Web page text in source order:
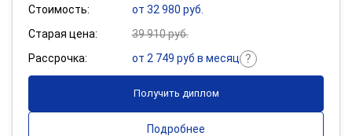
Стоимость:
от 32 980 руб.
Старая цена:
39 910 руб.
Рассрочка:
от 2 749 руб в месяц
Получить диплом
Подробнее